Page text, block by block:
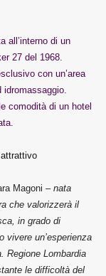
all’interno di un
27 del 1968.
con un’area
comodità di un hotel
Magoni –nata
che valorizzerà il
in grado di
vivere un’esperienza
Regione Lombardia
le difficoltà del